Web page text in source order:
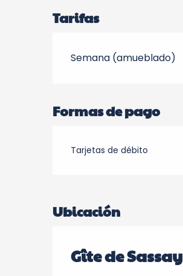
Tarifas
Semana (amueblado)
Formas de pago
Tarjetas de débito
Ubicación
Gîte de Sassay